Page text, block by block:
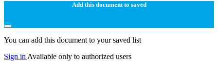
Add this document to saved
You can add this document to your saved list
Sign in Available only to authorized users